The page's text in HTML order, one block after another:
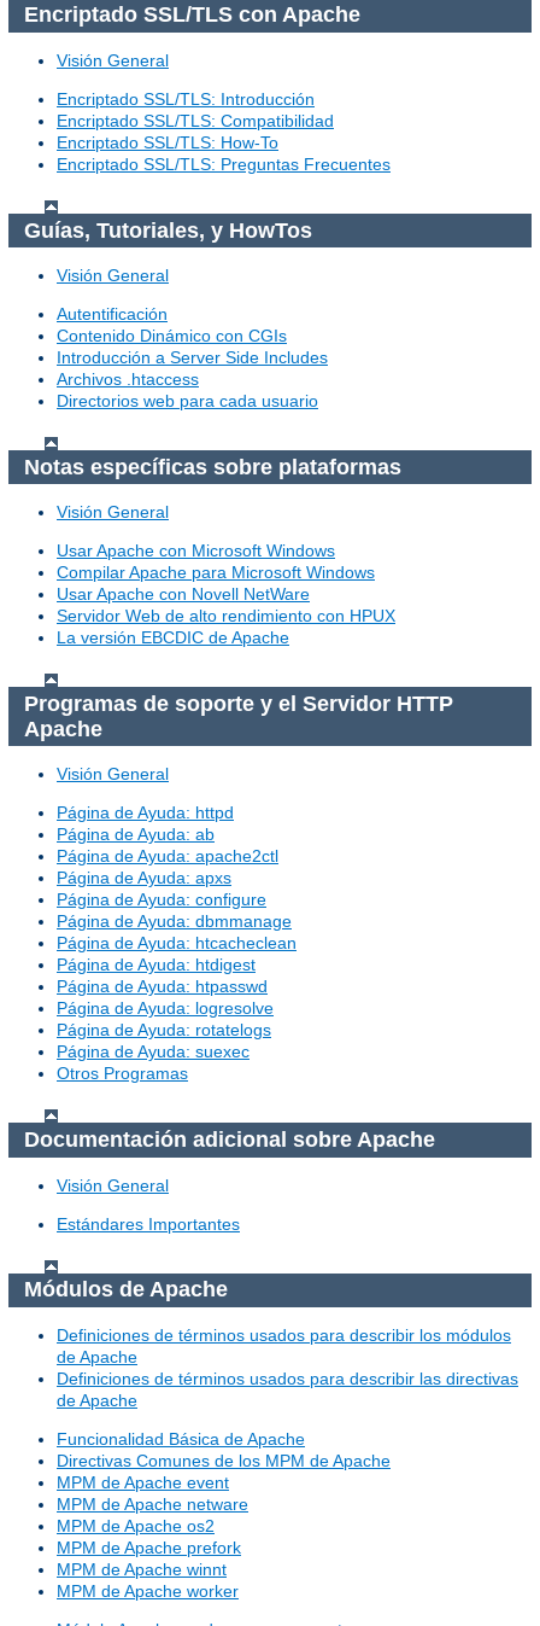
Encriptado SSL/TLS con Apache
Visión General
Encriptado SSL/TLS: Introducción
Encriptado SSL/TLS: Compatibilidad
Encriptado SSL/TLS: How-To
Encriptado SSL/TLS: Preguntas Frecuentes
Guías, Tutoriales, y HowTos
Visión General
Autentificación
Contenido Dinámico con CGIs
Introducción a Server Side Includes
Archivos .htaccess
Directorios web para cada usuario
Notas específicas sobre plataformas
Visión General
Usar Apache con Microsoft Windows
Compilar Apache para Microsoft Windows
Usar Apache con Novell NetWare
Servidor Web de alto rendimiento con HPUX
La versión EBCDIC de Apache
Programas de soporte y el Servidor HTTP
Apache
Visión General
Página de Ayuda: httpd
Página de Ayuda: ab
Página de Ayuda: apache2ctl
Página de Ayuda: apxs
Página de Ayuda: configure
Página de Ayuda: dbmmanage
Página de Ayuda: htcacheclean
Página de Ayuda: htdigest
Página de Ayuda: htpasswd
Página de Ayuda: logresolve
Página de Ayuda: rotatelogs
Página de Ayuda: suexec
Otros Programas
Documentación adicional sobre Apache
Visión General
Estándares Importantes
Módulos de Apache
Definiciones de términos usados para describir los módulos
de Apache
Definiciones de términos usados para describir las directivas
de Apache
Funcionalidad Básica de Apache
Directivas Comunes de los MPM de Apache
MPM de Apache event
MPM de Apache netware
MPM de Apache os2
MPM de Apache prefork
MPM de Apache winnt
MPM de Apache worker